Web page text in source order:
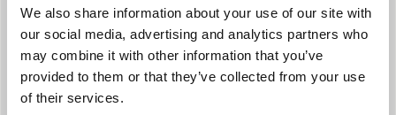
We also share information about your use of our site with
our social media, advertising and analytics partners who
may combine it with other information that you’ve
provided to them or that they’ve collected from your use
of their services.
Optimise le processus de séchage du linge en faisant
fonctionner le déshumidificateur en continu.